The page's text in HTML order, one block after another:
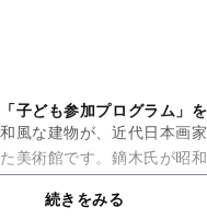
子ども参加プログラム」
風な建物が、近代日本画
美術館です。鏑木氏が昭
旧居跡に建てられました
中...続きをみる